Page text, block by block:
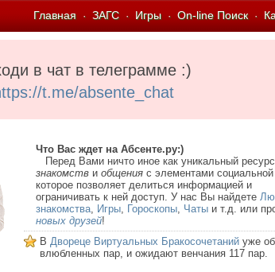
Главная · ЗАГС · Игры · On-line Поиск ·
в чат в телеграмме :)
t.me/absente_chat
Что Вас ждет на Абсенте.ру:)
Перед Вами ничто иное как уникальный ресурс
знакомств и общения с элементами социальной
которое позволяет делиться информацией и
ограничивать к ней доступ. У нас Вы найдете
знакомства, Игры, Гороскопы, Чаты и т.д. или
новых друзей!
В Двореце Виртуальных Бракосочетаний уже
влюбленных пар, и ожидают венчания 117 пар.